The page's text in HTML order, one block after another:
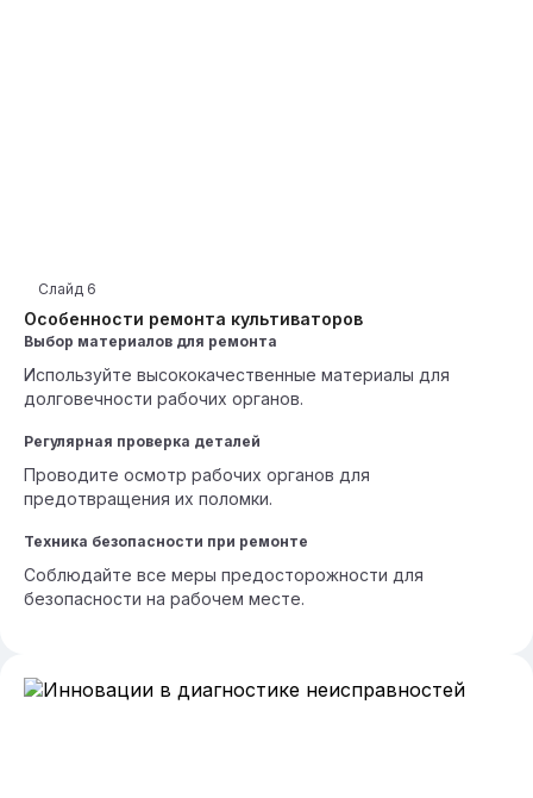
Особенности ремонта культиваторов
Слайд 6
Выбор материалов для ремонта
Используйте высококачественные материалы для
долговечности рабочих органов.
Регулярная проверка деталей
Проводите осмотр рабочих органов для
предотвращения их поломки.
Техника безопасности при ремонте
Соблюдайте все меры предосторожности для
безопасности на рабочем месте.